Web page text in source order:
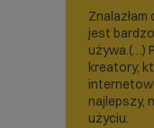
jest
używa.(…)
kreatory,
najlepszy,
użyciu.